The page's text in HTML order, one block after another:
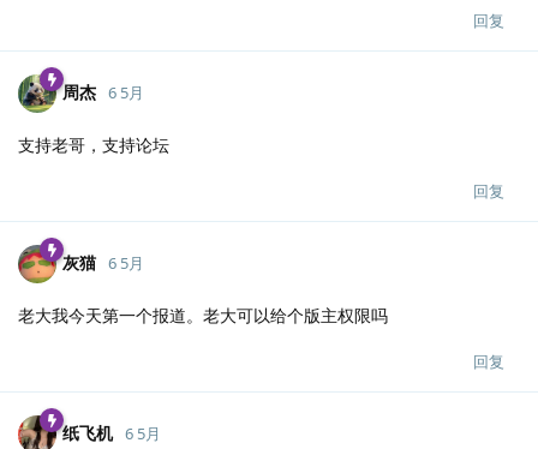
回复
周杰 6 5月
支持老哥，支持论坛
回复
灰猫 6 5月
老大我今天第一个报道。老大可以给个版主权限吗
回复
纸飞机 6 5月